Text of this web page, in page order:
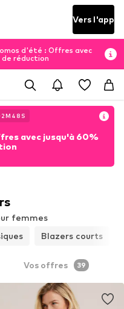
Vers l'app
d'été : Offres avec
réduction
M 45 S
avec jusqu'à 60%
femmes
Blazers courts
Vos offres 39